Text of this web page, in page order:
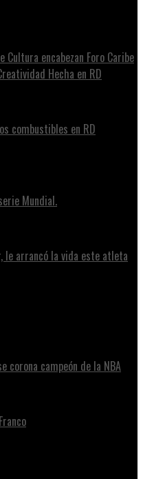
Cultura encabezan Foro Caribe
Hecha en RD
combustibles en RD
Mundial.
le arrancó la vida este atleta
corona campeón de la NBA